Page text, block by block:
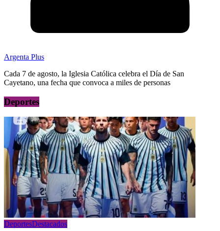
Argenta Plus
Cada 7 de agosto, la Iglesia Católica celebra el Día de San
Cayetano, una fecha que convoca a miles de personas
Deportes
DeportesDestacados